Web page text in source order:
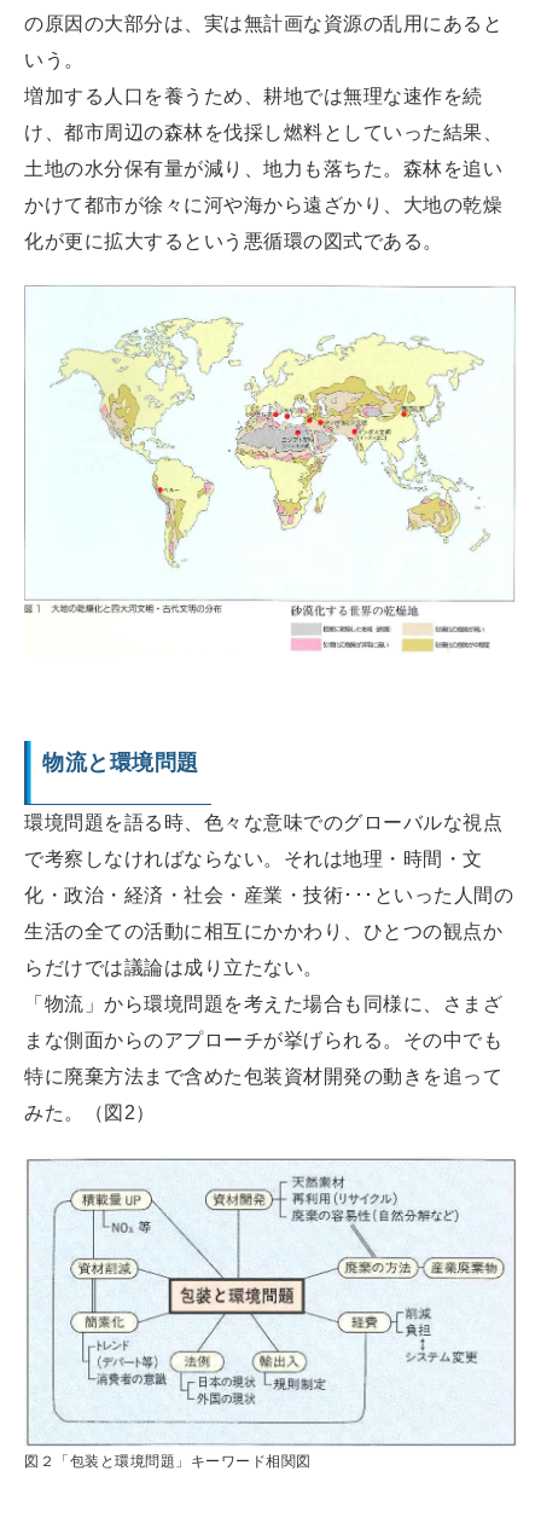
の原因の大部分は、実は無計画な資源の乱用にあると
いう。
増加する人口を養うため、耕地では無理な速作を続
け、都市周辺の森林を伐採し燃料としていった結果、
土地の水分保有量が減り、地力も落ちた。森林を追い
かけて都市が徐々に河や海から遠ざかり、大地の乾燥
化が更に拡大するという悪循環の図式である。
物流と環境問題
環境問題を語る時、色々な意味でのグローバルな視点
で考察しなければならない。それは地理・時間・文
化・政治・経済・社会・産業・技術･･･といった人間の
生活の全ての活動に相互にかかわり、ひとつの観点か
らだけでは議論は成り立たない。
「物流」から環境問題を考えた場合も同様に、さまざ
まな側面からのアプローチが挙げられる。その中でも
特に廃棄方法まで含めた包装資材開発の動きを追って
みた。（図2）
図２「包装と環境問題」キーワード相関図